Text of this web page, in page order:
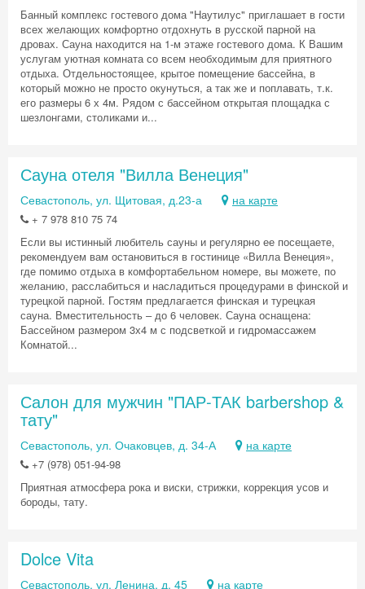
Банный комплекс гостевого дома "Наутилус" приглашает в гости
всех желающих комфортно отдохнуть в русской парной на
дровах. Сауна находится на 1-м этаже гостевого дома. К Вашим
услугам уютная комната со всем необходимым для приятного
отдыха. Отдельностоящее, крытое помещение бассейна, в
который можно не просто окунуться, а так же и поплавать, т.к.
его размеры 6 х 4м. Рядом с бассейном открытая площадка с
шезлонгами, столиками и...
Сауна отеля "Вилла Венеция"
Севастополь, ул. Щитовая, д.23-а на карте
+ 7 978 810 75 74
Если вы истинный любитель сауны и регулярно ее посещаете,
рекомендуем вам остановиться в гостинице «Вилла Венеция»,
где помимо отдыха в комфортабельном номере, вы можете, по
желанию, расслабиться и насладиться процедурами в финской и
турецкой парной. Гостям предлагается финская и турецкая
сауна. Вместительность – до 6 человек. Сауна оснащена:
Бассейном размером 3х4 м с подсветкой и гидромассажем
Комнатой...
Салон для мужчин "ПАР-ТАК barbershop &
тату"
Севастополь, ул. Очаковцев, д. 34-А на карте
+7 (978) 051-94-98
Приятная атмосфера рока и виски, стрижки, коррекция усов и
бороды, тату.
Dolce Vita
Севастополь, ул. Ленина, д. 45 на карте